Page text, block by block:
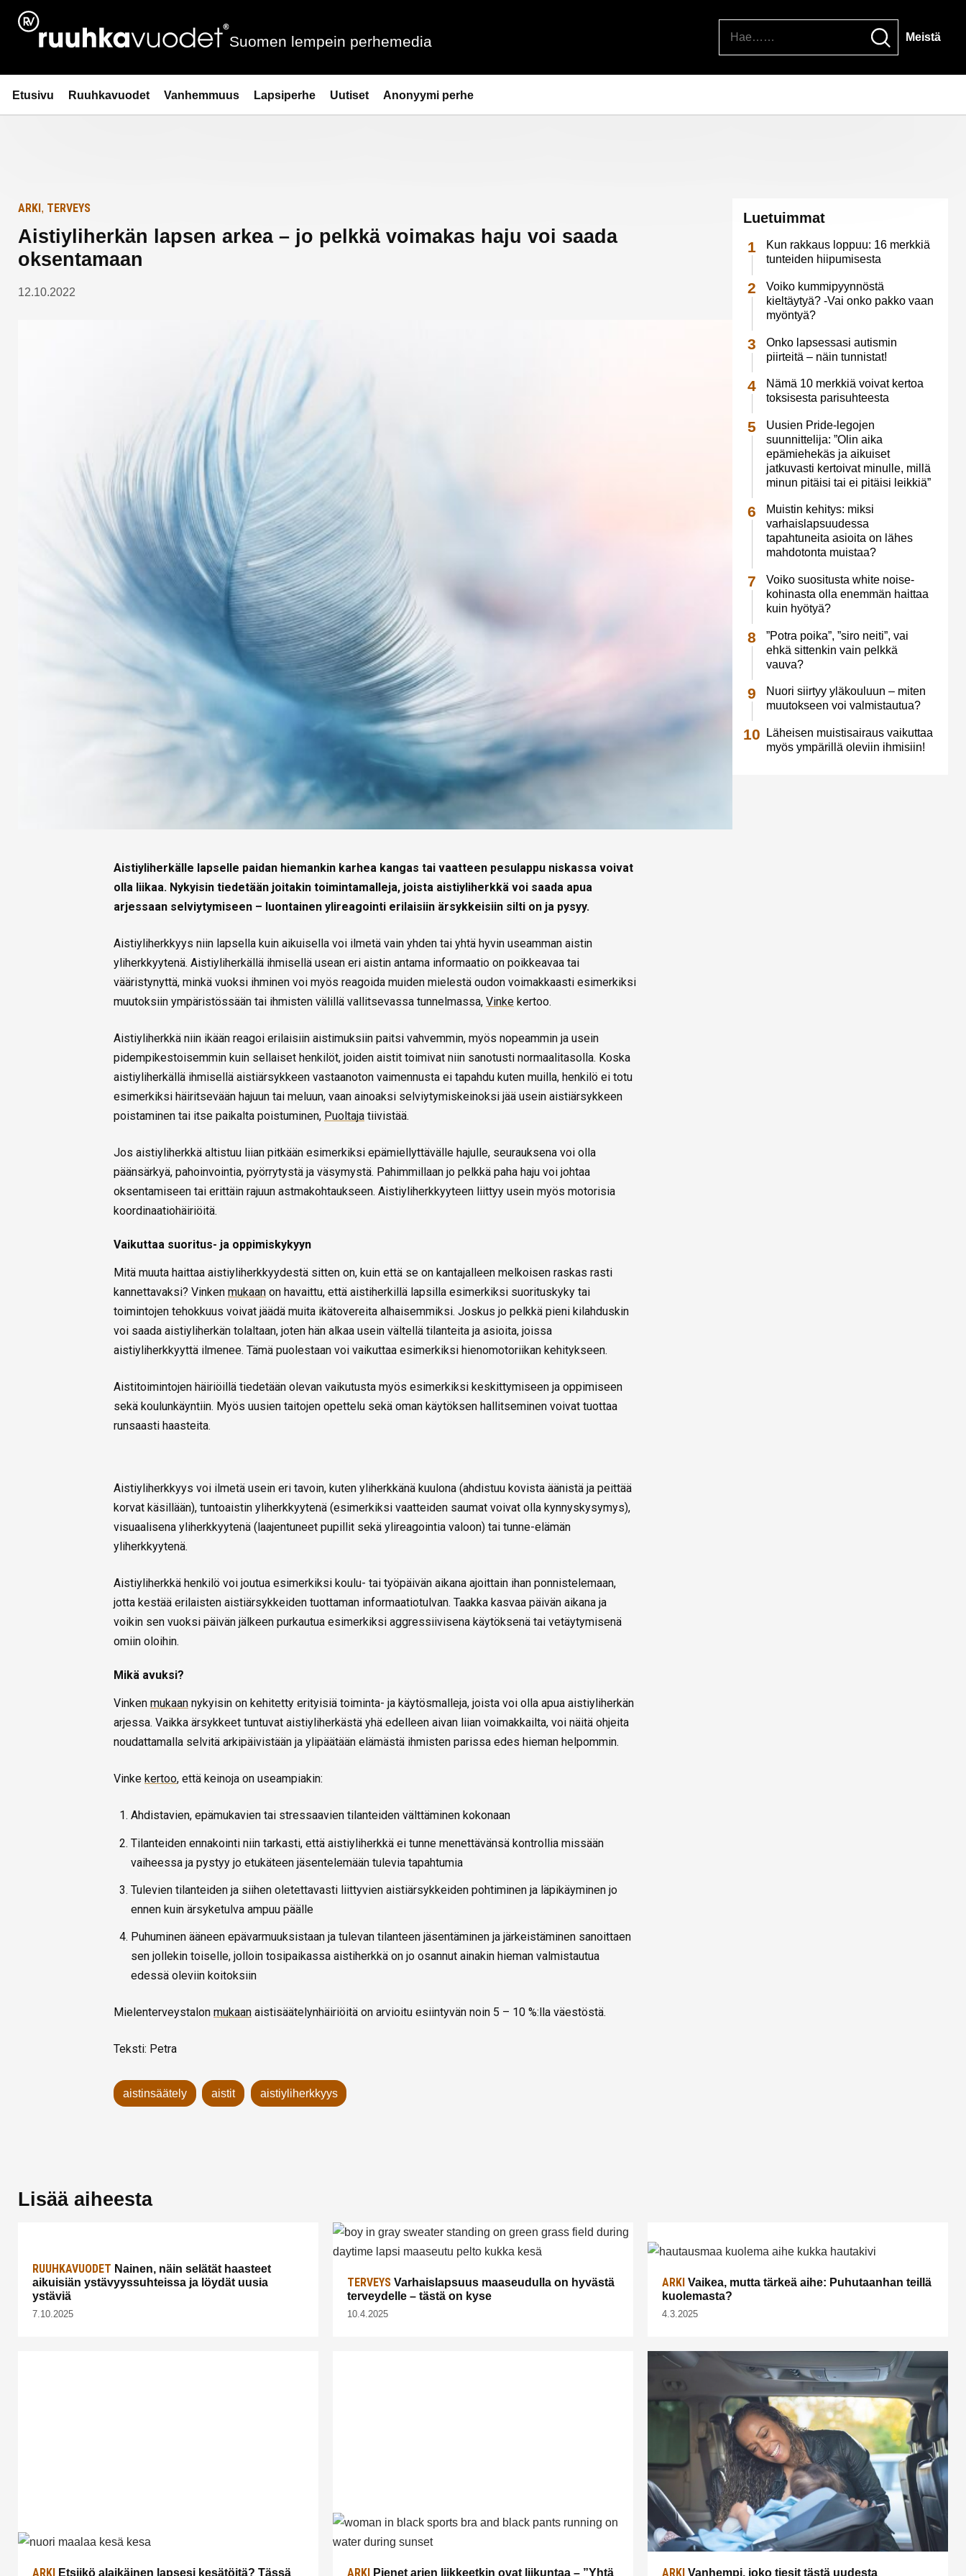
Siirry
sisältöön
Ruuhkavuodet.fi
Suomen lempein perhemedia Meistä
Etusivu Ruuhkavuodet Vanhemmuus Lapsiperhe Uutiset Anonyymi perhe
Etusivulle
ARKI, TERVEYS
Aistiyliherkän lapsen arkea – jo pelkkä voimakas haju voi saada
oksentamaan
12.10.2022
Aistiyliherkälle lapselle paidan hiemankin karhea kangas tai vaatteen pesulappu niskassa voivat
olla liikaa. Nykyisin tiedetään joitakin toimintamalleja, joista aistiyliherkkä voi saada apua
arjessaan selviytymiseen – luontainen ylireagointi erilaisiin ärsykkeisiin silti on ja pysyy.
Aistiyliherkkyys niin lapsella kuin aikuisella voi ilmetä vain yhden tai yhtä hyvin useamman aistin
yliherkkyytenä. Aistiyliherkällä ihmisellä usean eri aistin antama informaatio on poikkeavaa tai
vääristynyttä, minkä vuoksi ihminen voi myös reagoida muiden mielestä oudon voimakkaasti esimerkiksi
muutoksiin ympäristössään tai ihmisten välillä vallitsevassa tunnelmassa, Vinke kertoo.
Aistiyliherkkä niin ikään reagoi erilaisiin aistimuksiin paitsi vahvemmin, myös nopeammin ja usein
pidempikestoisemmin kuin sellaiset henkilöt, joiden aistit toimivat niin sanotusti normaalitasolla. Koska
aistiyliherkällä ihmisellä aistiärsykkeen vastaanoton vaimennusta ei tapahdu kuten muilla, henkilö ei totu
esimerkiksi häiritsevään hajuun tai meluun, vaan ainoaksi selviytymiskeinoksi jää usein aistiärsykkeen
poistaminen tai itse paikalta poistuminen, Puoltaja tiivistää.
Jos aistiyliherkkä altistuu liian pitkään esimerkiksi epämiellyttävälle hajulle, seurauksena voi olla
päänsärkyä, pahoinvointia, pyörrytystä ja väsymystä. Pahimmillaan jo pelkkä paha haju voi johtaa
oksentamiseen tai erittäin rajuun astmakohtaukseen. Aistiyliherkkyyteen liittyy usein myös motorisia
koordinaatiohäiriöitä.
Vaikuttaa suoritus- ja oppimiskykyyn
Mitä muuta haittaa aistiyliherkkyydestä sitten on, kuin että se on kantajalleen melkoisen raskas rasti
kannettavaksi? Vinken mukaan on havaittu, että aistiherkillä lapsilla esimerkiksi suorituskyky tai
toimintojen tehokkuus voivat jäädä muita ikätovereita alhaisemmiksi. Joskus jo pelkkä pieni kilahduskin
voi saada aistiyliherkän tolaltaan, joten hän alkaa usein vältellä tilanteita ja asioita, joissa
aistiyliherkkyyttä ilmenee. Tämä puolestaan voi vaikuttaa esimerkiksi hienomotoriikan kehitykseen.
Aistitoimintojen häiriöillä tiedetään olevan vaikutusta myös esimerkiksi keskittymiseen ja oppimiseen
sekä koulunkäyntiin. Myös uusien taitojen opettelu sekä oman käytöksen hallitseminen voivat tuottaa
runsaasti haasteita.
Aistiyliherkkyys voi ilmetä usein eri tavoin, kuten yliherkkänä kuulona (ahdistuu kovista äänistä ja peittää
korvat käsillään), tuntoaistin yliherkkyytenä (esimerkiksi vaatteiden saumat voivat olla kynnyskysymys),
visuaalisena yliherkkyytenä (laajentuneet pupillit sekä ylireagointia valoon) tai tunne-elämän
yliherkkyytenä.
Aistiyliherkkä henkilö voi joutua esimerkiksi koulu- tai työpäivän aikana ajoittain ihan ponnistelemaan,
jotta kestää erilaisten aistiärsykkeiden tuottaman informaatiotulvan. Taakka kasvaa päivän aikana ja
voikin sen vuoksi päivän jälkeen purkautua esimerkiksi aggressiivisena käytöksenä tai vetäytymisenä
omiin oloihin.
Mikä avuksi?
Vinken mukaan nykyisin on kehitetty erityisiä toiminta- ja käytösmalleja, joista voi olla apua aistiyliherkän
arjessa. Vaikka ärsykkeet tuntuvat aistiyliherkästä yhä edelleen aivan liian voimakkailta, voi näitä ohjeita
noudattamalla selvitä arkipäivistään ja ylipäätään elämästä ihmisten parissa edes hieman helpommin.
Vinke kertoo, että keinoja on useampiakin:
Ahdistavien, epämukavien tai stressaavien tilanteiden välttäminen kokonaan
Tilanteiden ennakointi niin tarkasti, että aistiyliherkkä ei tunne menettävänsä kontrollia missään
vaiheessa ja pystyy jo etukäteen jäsentelemään tulevia tapahtumia
Tulevien tilanteiden ja siihen oletettavasti liittyvien aistiärsykkeiden pohtiminen ja läpikäyminen jo
ennen kuin ärsyketulva ampuu päälle
Puhuminen ääneen epävarmuuksistaan ja tulevan tilanteen jäsentäminen ja järkeistäminen sanoittaen
sen jollekin toiselle, jolloin tosipaikassa aistiherkkä on jo osannut ainakin hieman valmistautua
edessä oleviin koitoksiin
Mielenterveystalon mukaan aistisäätelynhäiriöitä on arvioitu esiintyvän noin 5 – 10 %:lla väestöstä.
Teksti: Petra
aistinsäätely aistit aistiyliherkkyys
Luetuimmat
Kun rakkaus loppuu: 16 merkkiä
tunteiden hiipumisesta
Voiko kummipyynnöstä
kieltäytyä? -Vai onko pakko vaan
myöntyä?
Onko lapsessasi autismin
piirteitä – näin tunnistat!
Nämä 10 merkkiä voivat kertoa
toksisesta parisuhteesta
Uusien Pride-legojen
suunnittelija: ”Olin aika
epämiehekäs ja aikuiset
jatkuvasti kertoivat minulle, millä
minun pitäisi tai ei pitäisi leikkiä”
Muistin kehitys: miksi
varhaislapsuudessa
tapahtuneita asioita on lähes
mahdotonta muistaa?
Voiko suositusta white noise-
kohinasta olla enemmän haittaa
kuin hyötyä?
”Potra poika”, ”siro neiti”, vai
ehkä sittenkin vain pelkkä
vauva?
Nuori siirtyy yläkouluun – miten
muutokseen voi valmistautua?
Läheisen muistisairaus vaikuttaa
myös ympärillä oleviin ihmisiin!
Lisää aiheesta
RUUHKAVUODET Nainen, näin selätät haasteet
aikuisiän ystävyyssuhteissa ja löydät uusia
ystäviä
7.10.2025
TERVEYS Varhaislapsuus maaseudulla on hyvästä
terveydelle – tästä on kyse
10.4.2025
ARKI Vaikea, mutta tärkeä aihe: Puhutaanhan teillä
kuolemasta?
4.3.2025
ARKI Etsiikö alaikäinen lapsesi kesätöitä? Tässä ARKI Pienet arjen liikkeetkin ovat liikuntaa – ”Yhtä ARKI Vanhempi, joko tiesit tästä uudesta